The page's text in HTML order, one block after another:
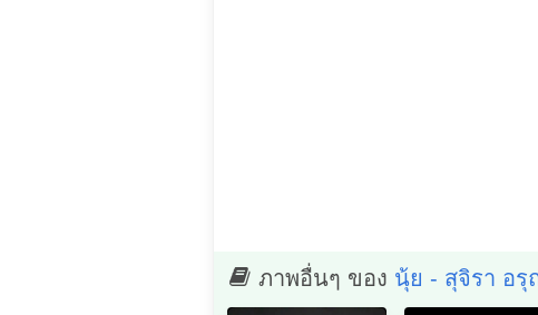
ภาพอื่นๆ ของ นุ้ย - สุจิรา อ